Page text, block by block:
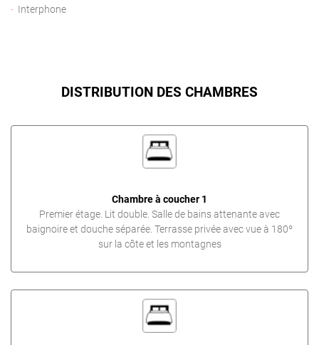
Interphone
DISTRIBUTION DES CHAMBRES
Chambre à coucher 1
Premier étage. Lit double. Salle de bains attenante avec
baignoire et douche séparée. Terrasse privée avec vue à 180º
sur la côte et les montagnes